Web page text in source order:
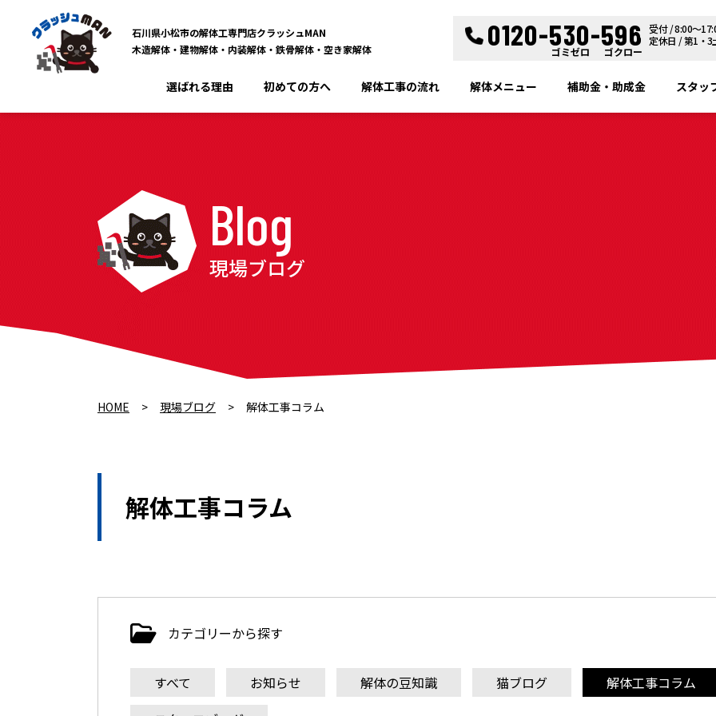
石川県小松市の解体工専門店クラッシュMAN
木造解体・建物解体・内装解体・鉄骨解体・空き家解体
0120-530-596
受付 / 8:00～
定休日 / 第1・
ゴミゼロ
ゴクロー
選ばれる理由 初めての方へ 解体工事の流れ 解体メニュー 補助金・助成金 スタッ
Blog
現場ブログ
HOME > 現場ブログ > 解体工事コラム
解体工事コラム
カテゴリーから探す
すべて お知らせ 解体の豆知識 猫ブログ
解体工事コラム